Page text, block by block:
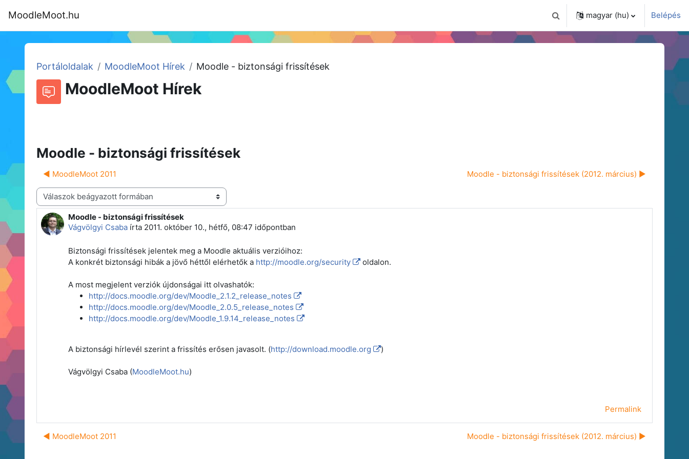
MoodleMoot.hu Keresési bemeneti adatok váltása
magyar ‎(hu)‎ Belépés
Portáloldalak MoodleMoot Hírek Moodle - biztonsági frissítések
MoodleMoot Hírek
Moodle - biztonsági frissítések
◀︎ MoodleMoot 2011 Moodle - biztonsági frissítések (2012. március) ▶︎
Megjelenítési mód
Moodle - biztonsági frissítések
Vágvölgyi Csaba írta 2011. október 10., hétfő, 08:47 időpontban
Válaszok szám: 0
Biztonsági frissítések jelentek meg a Moodle aktuális verzióihoz:
A konkrét biztonsági hibák a jövő héttől elérhetők a http://moodle.org/security oldalon.
A most megjelent verziók újdonságai itt olvashatók:
http://docs.moodle.org/dev/Moodle_2.1.2_release_notes
http://docs.moodle.org/dev/Moodle_2.0.5_release_notes
http://docs.moodle.org/dev/Moodle_1.9.14_release_notes
A biztonsági hírlevél szerint a frissítés erősen javasolt. (http://download.moodle.org )
Vágvölgyi Csaba (MoodleMoot.hu)
Permalink
◀︎ MoodleMoot 2011 Moodle - biztonsági frissítések (2012. március) ▶︎